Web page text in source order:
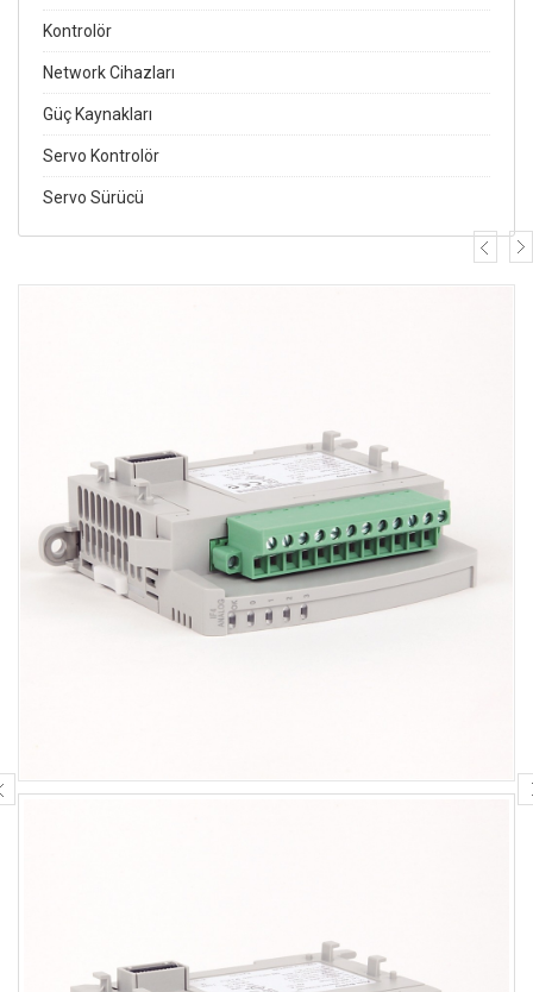
Kontrolör
Network Cihazları
Güç Kaynakları
Servo Kontrolör
Servo Sürücü